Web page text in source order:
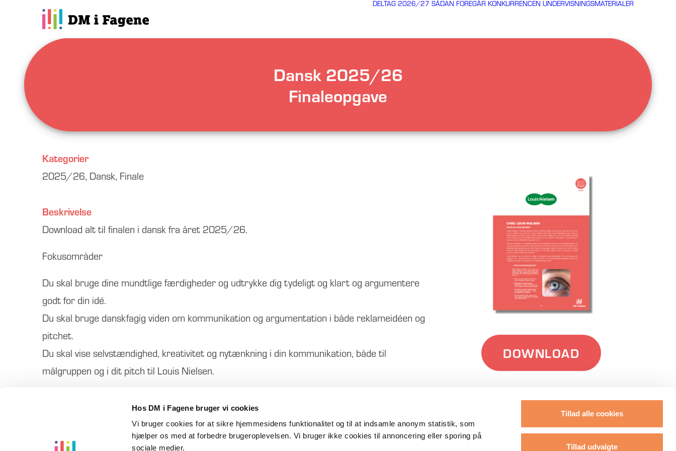
Hos DM i Fagene bruger vi cookies
Vi bruger cookies for at sikre hjemmesidens funktionalitet og til at indsamle anonym statistik, som
hjælper os med at forbedre brugeroplevelsen. Vi bruger ikke cookies til annoncering eller sporing på
sociale medier.
Tillad alle cookies
Tillad udvalgte
DELTAG 2026/27 SÅDAN FOREGÅR KONKURRENCEN UNDERVISNINGSMATERIALER
Dansk 2025/26
Finaleopgave
Kategorier
2025/26, Dansk, Finale
Beskrivelse
Download alt til finalen i dansk fra året 2025/26.
Fokusområder
Du skal bruge dine mundtlige færdigheder og udtrykke dig tydeligt og klart og argumentere
godt for din idé.
Du skal bruge danskfagig viden om kommunikation og argumentation i både reklameidéen og
pitchet.
Du skal vise selvstændighed, kreativitet og nytænkning i din kommunikation, både til
målgruppen og i dit pitch til Louis Nielsen.
Bedømmelseskriterier, bilag, caseopgave, storyboard eksempel + skabelon
DOWNLOAD